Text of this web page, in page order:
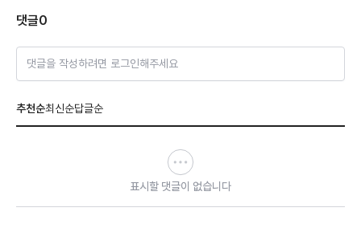
댓글0
댓글을 작성하려면 로그인해주세요
추천순최신순답글순
표시할 댓글이 없습니다